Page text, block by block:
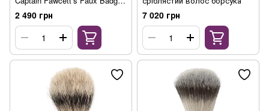
Shaving Brush
2 490 грн 7 020 грн